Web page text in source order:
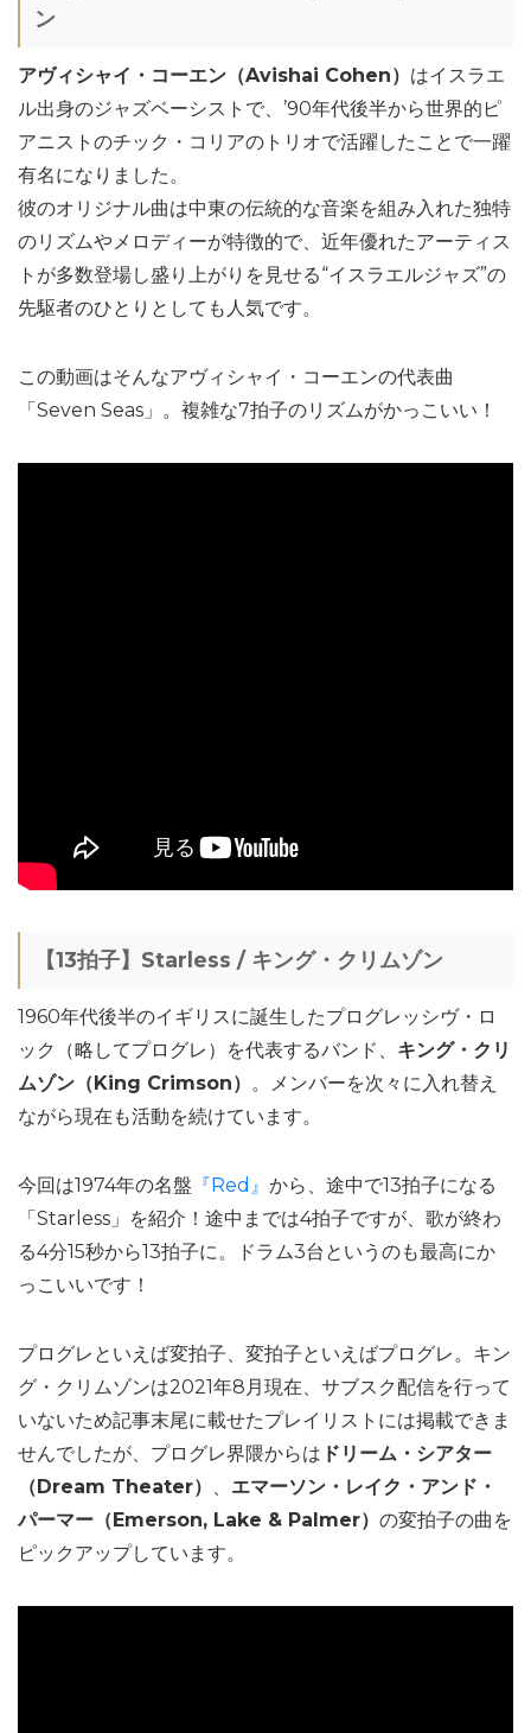
ン
アヴィシャイ・コーエン（Avishai Cohen） はイスラエ
ル出身のジャズベーシストで、’90年代後半から世界的ピ
アニストのチック・コリアのトリオで活躍したことで一躍
有名になりました。
彼のオリジナル曲は中東の伝統的な音楽を組み入れた独特
のリズムやメロディーが特徴的で、近年優れたアーティス
トが多数登場し盛り上がりを見せる“イスラエルジャズ”の
先駆者のひとりとしても人気です。
この動画はそんなアヴィシャイ・コーエンの代表曲
「Seven Seas」。複雑な7拍子のリズムがかっこいい！
【13拍子】Starless / キング・クリムゾン
1960年代後半のイギリスに誕生したプログレッシヴ・ロ
ック（略してプログレ）を代表するバンド、 キング・クリ
ムゾン（King Crimson） 。メンバーを次々に入れ替え
ながら現在も活動を続けています。
今回は1974年の名盤 『Red』 から、途中で13拍子になる
「Starless」を紹介！途中までは4拍子ですが、歌が終わ
る4分15秒から13拍子に。ドラム3台というのも最高にか
っこいいです！
プログレといえば変拍子、変拍子といえばプログレ。キン
グ・クリムゾンは2021年8月現在、サブスク配信を行って
いないため記事末尾に載せたプレイリストには掲載できま
せんでしたが、プログレ界隈からは ドリーム・シアター
（Dream Theater） 、 エマーソン・レイク・アンド・
パーマー（Emerson, Lake & Palmer） の変拍子の曲を
ピックアップしています。